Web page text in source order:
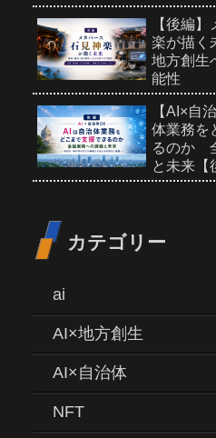
PR【前
【後編
楽が描く
地方創生
能性
【AI×自
体業務を
るのか
と未来【
カテゴリー
ai
AI×地方創生
AI×自治体
NFT